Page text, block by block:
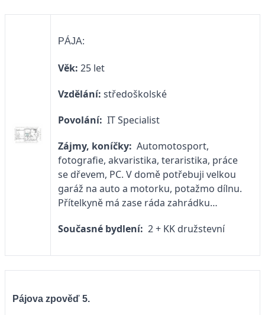
PÁJA:
Věk: 25 let
Vzdělání: středoškolské
Povolání: IT Specialist
Zájmy, koníčky: Automotosport,
fotografie, akvaristika, teraristika, práce
se dřevem, PC. V domě potřebuji velkou
garáž na auto a motorku, potažmo dílnu.
Přítelkyně má zase ráda zahrádku…
Současné bydlení: 2 + KK družstevní
Pájova zpověď 5.